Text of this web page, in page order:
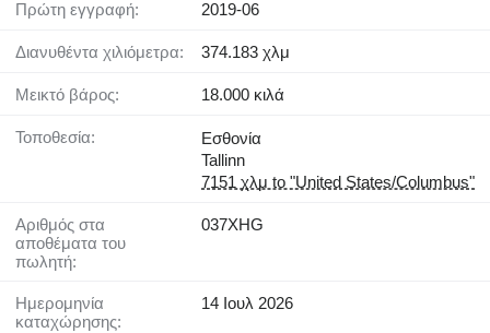
Πρώτη εγγραφή: 2019-06
Διανυθέντα χιλιόμετρα: 374.183 χλμ
Μεικτό βάρος: 18.000 κιλά
Τοποθεσία:
Εσθονία
Tallinn
7151 χλμ to "United States/Columbus"
Αριθμός στα
αποθέματα του
πωλητή:
037XHG
Ημερομηνία
καταχώρησης:
14 Ιουλ 2026